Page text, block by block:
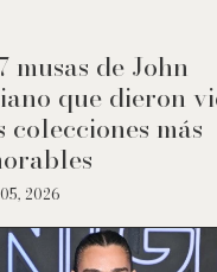
musas de John
que dieron
colecciones más
2026